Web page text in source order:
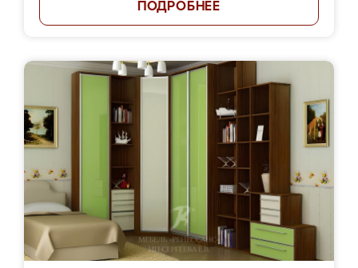
ПОДРОБНЕЕ